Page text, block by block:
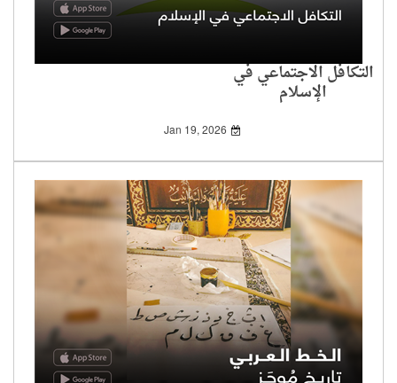
التكافل الاجتماعي في
الإسلام
Jan 19, 2026